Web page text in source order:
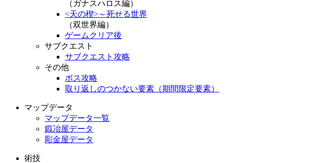
（ガナスハロス編）
<天の楔>～死せる世界
（双世界編）
ゲームクリア後
サブクエスト
サブクエスト攻略
その他
ボス攻略
取り返しのつかない要素（期間限定要素）
マップデータ
マップデータ一覧
鍛冶屋データ
彫金屋データ
術技